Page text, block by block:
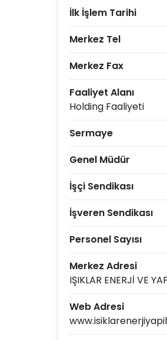
İlk İşlem Tarihi
Merkez Tel
Merkez Fax
Faaliyet Alanı
Holding Faaliyeti
Sermaye
Genel Müdür
İşçi Sendikası
İşveren Sendikası
Personel Sayısı
Merkez Adresi
IŞIKLAR ENERJİ VE
Web Adresi